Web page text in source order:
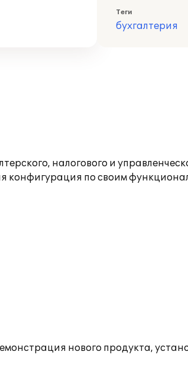
Теги
бухгалтерия
налогового и
конфигурация по своим
нового продукта,